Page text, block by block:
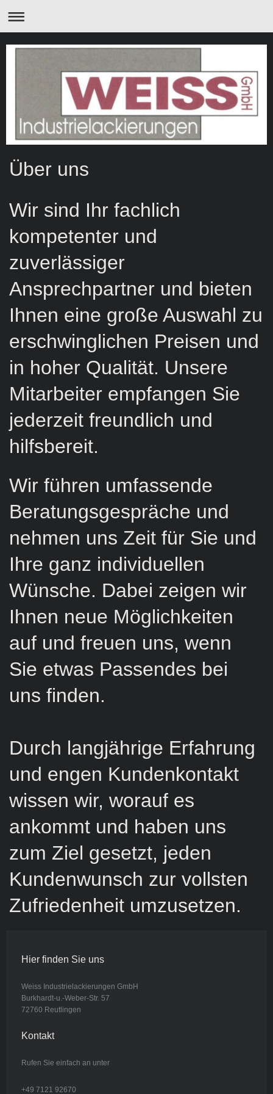
Über uns
Wir sind Ihr fachlich
kompetenter und
zuverlässiger
Ansprechpartner und bieten
Ihnen eine große Auswahl zu
erschwinglichen Preisen und
in hoher Qualität. Unsere
Mitarbeiter empfangen Sie
jederzeit freundlich und
hilfsbereit.
Wir führen umfassende
Beratungsgespräche und
nehmen uns Zeit für Sie und
Ihre ganz individuellen
Wünsche. Dabei zeigen wir
Ihnen neue Möglichkeiten
auf und freuen uns, wenn
Sie etwas Passendes bei
uns finden.
Durch langjährige Erfahrung
und engen Kundenkontakt
wissen wir, worauf es
ankommt und haben uns
zum Ziel gesetzt, jeden
Kundenwunsch zur vollsten
Zufriedenheit umzusetzen.
Hier finden Sie uns
Weiss Industrielackierungen GmbH
Burkhardt-u.-Weber-Str. 57
72760 Reutlingen
Kontakt
Rufen Sie einfach an unter
+49 7121 92670